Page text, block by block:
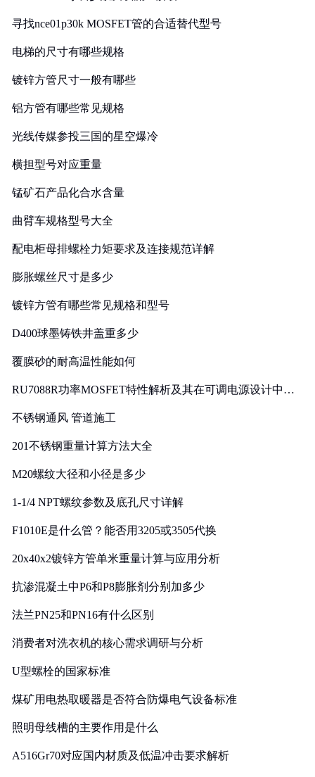
寻找nce01p30k MOSFET管的合适替代型号
电梯的尺寸有哪些规格
镀锌方管尺寸一般有哪些
铝方管有哪些常见规格
光线传媒参投三国的星空爆冷
横担型号对应重量
锰矿石产品化合水含量
曲臂车规格型号大全
配电柜母排螺栓力矩要求及连接规范详解
膨胀螺丝尺寸是多少
镀锌方管有哪些常见规格和型号
D400球墨铸铁井盖重多少
覆膜砂的耐高温性能如何
RU7088R功率MOSFET特性解析及其在可调电源设计中的
不锈钢通风 管道施工
201不锈钢重量计算方法大全
M20螺纹大径和小径是多少
1-1/4 NPT螺纹参数及底孔尺寸详解
F1010E是什么管？能否用3205或3505代换
20x40x2镀锌方管单米重量计算与应用分析
抗渗混凝土中P6和P8膨胀剂分别加多少
法兰PN25和PN16有什么区别
消费者对洗衣机的核心需求调研与分析
U型螺栓的国家标准
煤矿用电热取暖器是否符合防爆电气设备标准
照明母线槽的主要作用是什么
A516Gr70对应国内材质及低温冲击要求解析